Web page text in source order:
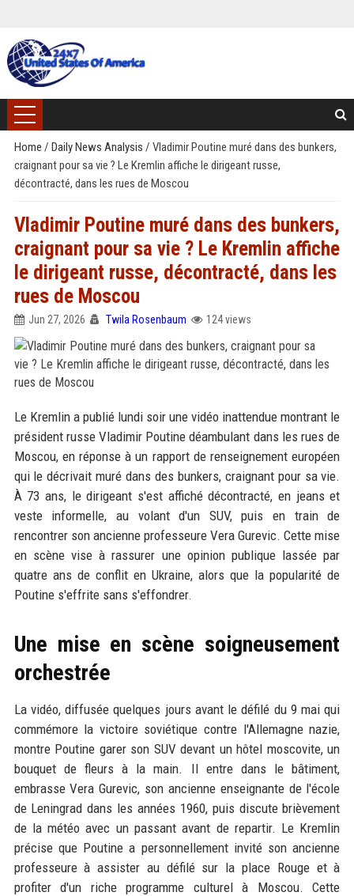
Home / Daily News Analysis / Vladimir Poutine muré dans des bunkers,
craignant pour sa vie ? Le Kremlin affiche le dirigeant russe,
décontracté, dans les rues de Moscou
Vladimir Poutine muré dans des bunkers,
craignant pour sa vie ? Le Kremlin affiche
le dirigeant russe, décontracté, dans les
rues de Moscou
Jun 27, 2026 Twila Rosenbaum 124 views
Le Kremlin a publié lundi soir une vidéo inattendue montrant le
président russe Vladimir Poutine déambulant dans les rues de
Moscou, en réponse à un rapport de renseignement européen
qui le décrivait muré dans des bunkers, craignant pour sa vie.
À 73 ans, le dirigeant s'est affiché décontracté, en jeans et
veste informelle, au volant d'un SUV, puis en train de
rencontrer son ancienne professeure Vera Gurevic. Cette mise
en scène vise à rassurer une opinion publique lassée par
quatre ans de conflit en Ukraine, alors que la popularité de
Poutine s'effrite sans s'effondrer.
Une mise en scène soigneusement
orchestrée
La vidéo, diffusée quelques jours avant le défilé du 9 mai qui
commémore la victoire soviétique contre l'Allemagne nazie,
montre Poutine garer son SUV devant un hôtel moscovite, un
bouquet de fleurs à la main. Il entre dans le bâtiment,
embrasse Vera Gurevic, son ancienne enseignante de l'école
de Leningrad dans les années 1960, puis discute brièvement
de la météo avec un passant avant de repartir. Le Kremlin
précise que Poutine a personnellement invité son ancienne
professeure à assister au défilé sur la place Rouge et à
profiter d'un riche programme culturel à Moscou. Cette